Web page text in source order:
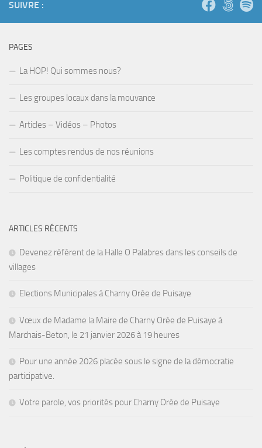
SUIVRE :
PAGES
La HOP! Qui sommes nous?
Les groupes locaux dans la mouvance
Articles – Vidéos – Photos
Les comptes rendus de nos réunions
Politique de confidentialité
ARTICLES RÉCENTS
Devenez référent de la Halle O Palabres dans les conseils de
villages
Elections Municipales à Charny Orée de Puisaye
Vœux de Madame la Maire de Charny Orée de Puisaye à
Marchais-Beton, le 21 janvier 2026 à 19 heures
Pour une année 2026 placée sous le signe de la démocratie
participative.
Votre parole, vos priorités pour Charny Orée de Puisaye